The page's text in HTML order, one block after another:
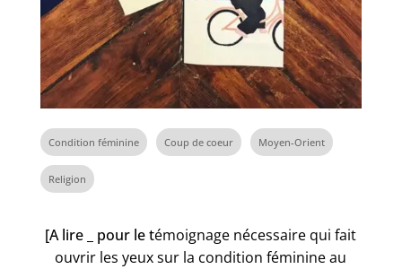
Condition féminine Coup de coeur Moyen-Orient
Religion
[A lire _ pour le témoignage nécessaire qui fait
ouvrir les yeux sur la condition féminine au